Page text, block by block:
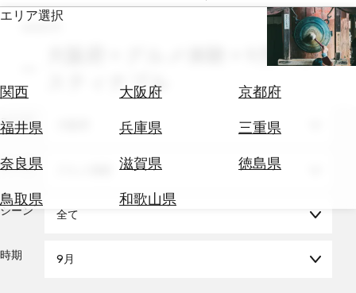
エリア選択
関西 大阪府
京都府
福井県
兵庫県
三重県
奈良県
滋賀県
徳島県
鳥取県
和歌山県
エ
券
テ
を
search
大阪府 × グルメ体験 × 9月 × サ
スティナブル
エリア
テーマ
シーン 全て
時期 9月